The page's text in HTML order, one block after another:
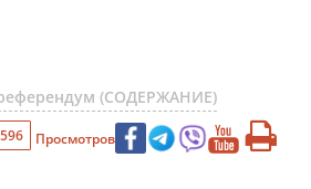
(СОДЕРЖАНИЕ)
Просмотров